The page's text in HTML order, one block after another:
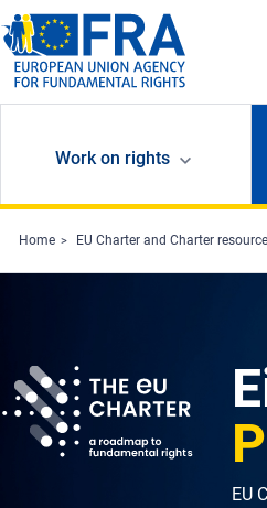
Skip to main content
Work on rights
Home EU Charter and Charter
EU